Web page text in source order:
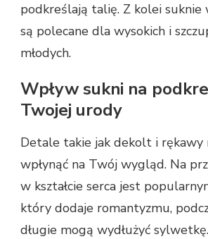
podkreślają talię. Z kolei
są polecane dla wysokich i
młodych.
Wpływ sukni na
Twojej urody
Detale takie jak dekolt i rękawy
wpłynąć na Twój wygląd. Na
w kształcie serca jest
który dodaje romantyzmu,
długie mogą wydłużyć